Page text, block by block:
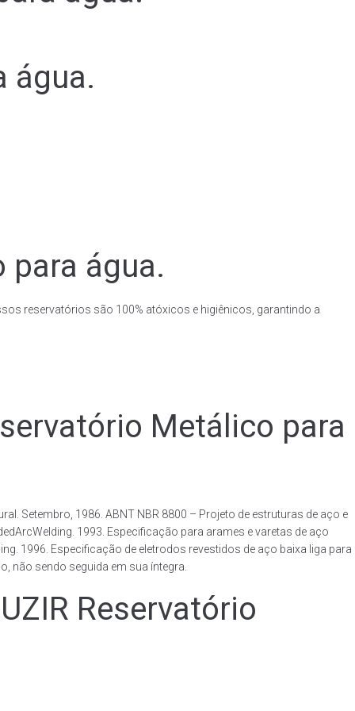
água.
para água.
reservatórios são 100% atóxicos e higiênicos, garantindo a
Metálico para
Setembro, 1986. ABNT NBR 8800 – Projeto de estruturas de aço e
1993. Especificação para arames e varetas de aço
1996. Especificação de eletrodos revestidos de aço baixa liga para
não sendo seguida em sua íntegra.
Reservatório